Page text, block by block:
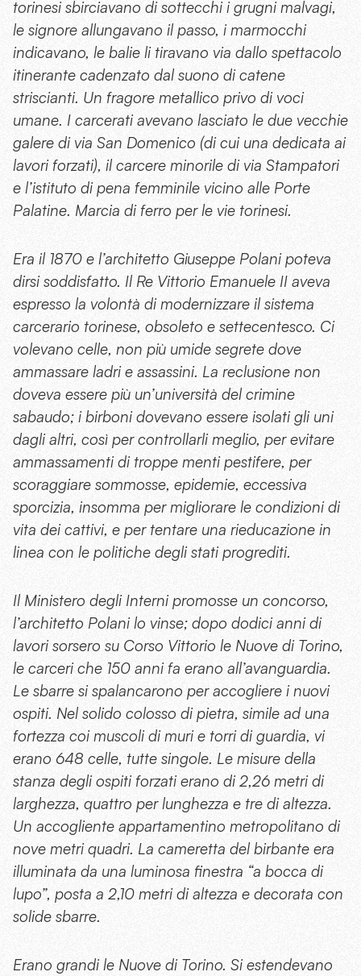
torinesi sbirciavano di sottecchi i grugni malvagi,
le signore allungavano il passo, i marmocchi
indicavano, le balie li tiravano via dallo spettacolo
itinerante cadenzato dal suono di catene
striscianti. Un fragore metallico privo di voci
umane. I carcerati avevano lasciato le due vecchie
galere di via San Domenico (di cui una dedicata ai
lavori forzati), il carcere minorile di via Stampatori
e l’istituto di pena femminile vicino alle Porte
Palatine. Marcia di ferro per le vie torinesi.
Era il 1870 e l’architetto Giuseppe Polani poteva
dirsi soddisfatto. Il Re Vittorio Emanuele II aveva
espresso la volontà di modernizzare il sistema
carcerario torinese, obsoleto e settecentesco. Ci
volevano celle, non più umide segrete dove
ammassare ladri e assassini. La reclusione non
doveva essere più un’università del crimine
sabaudo; i birboni dovevano essere isolati gli uni
dagli altri, così per controllarli meglio, per evitare
ammassamenti di troppe menti pestifere, per
scoraggiare sommosse, epidemie, eccessiva
sporcizia, insomma per migliorare le condizioni di
vita dei cattivi, e per tentare una rieducazione in
linea con le politiche degli stati progrediti.
Il Ministero degli Interni promosse un concorso,
l’architetto Polani lo vinse; dopo dodici anni di
lavori sorsero su Corso Vittorio le Nuove di Torino,
le carceri che 150 anni fa erano all’avanguardia.
Le sbarre si spalancarono per accogliere i nuovi
ospiti. Nel solido colosso di pietra, simile ad una
fortezza coi muscoli di muri e torri di guardia, vi
erano 648 celle, tutte singole. Le misure della
stanza degli ospiti forzati erano di 2,26 metri di
larghezza, quattro per lunghezza e tre di altezza.
Un accogliente appartamentino metropolitano di
nove metri quadri. La cameretta del birbante era
illuminata da una luminosa finestra “a bocca di
lupo”, posta a 2,10 metri di altezza e decorata con
solide sbarre.
Erano grandi le Nuove di Torino. Si estendevano